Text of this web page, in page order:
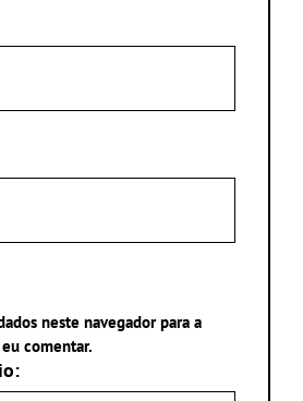
neste navegador para a
comentar.